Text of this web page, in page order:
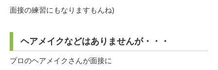
面接の練習にもなりますもんね)
ヘアメイクなどはありませんが・・・
プロのヘアメイクさんが面接に